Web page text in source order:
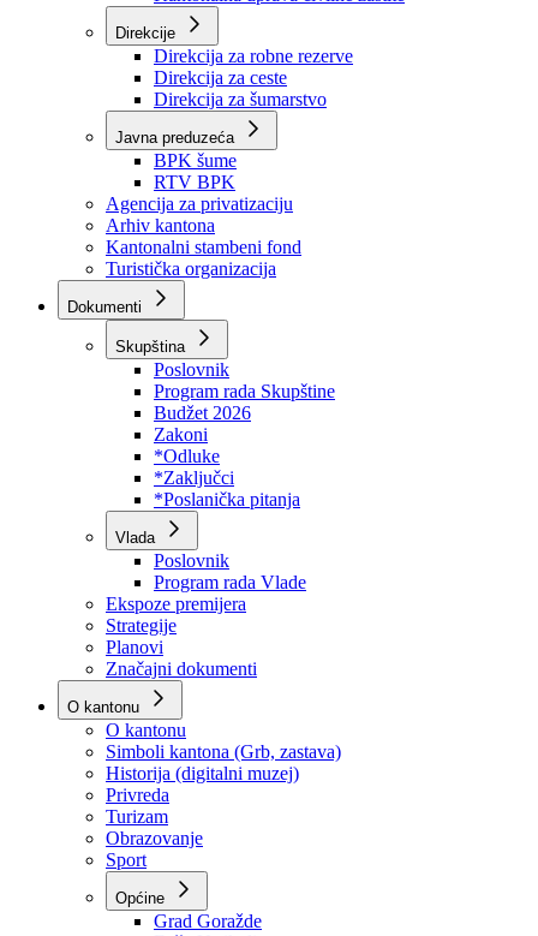
Kantonalna uprava za inspekcijske poslove
Kantonalna uprava civilne zaštite
Direkcije
Direkcija za robne rezerve
Direkcija za ceste
Direkcija za šumarstvo
Javna preduzeća
BPK šume
RTV BPK
Agencija za privatizaciju
Arhiv kantona
Kantonalni stambeni fond
Turistička organizacija
Dokumenti
Skupština
Poslovnik
Program rada Skupštine
Budžet 2026
Zakoni
*Odluke
*Zaključci
*Poslanička pitanja
Vlada
Poslovnik
Program rada Vlade
Ekspoze premijera
Strategije
Planovi
Značajni dokumenti
O kantonu
O kantonu
Simboli kantona (Grb, zastava)
Historija (digitalni muzej)
Privreda
Turizam
Obrazovanje
Sport